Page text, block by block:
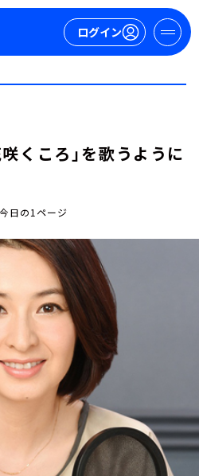
ログイン
くころ」を歌うように
日の1ページ